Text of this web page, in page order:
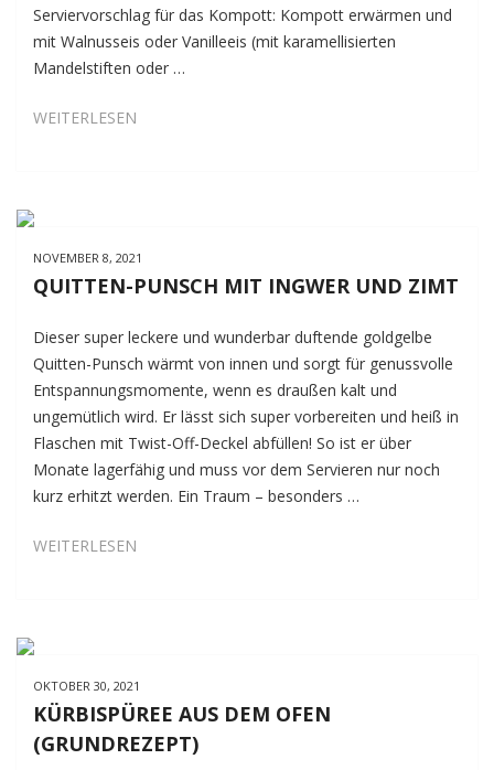
Serviervorschlag für das Kompott: Kompott erwärmen und
mit Walnusseis oder Vanilleeis (mit karamellisierten
Mandelstiften oder …
WEITERLESEN
VANILLE
NOVEMBER 8, 2021
QUITTEN-PUNSCH MIT INGWER UND ZIMT
Dieser super leckere und wunderbar duftende goldgelbe
Quitten-Punsch wärmt von innen und sorgt für genussvolle
Entspannungsmomente, wenn es draußen kalt und
ungemütlich wird. Er lässt sich super vorbereiten und heiß in
Flaschen mit Twist-Off-Deckel abfüllen! So ist er über
Monate lagerfähig und muss vor dem Servieren nur noch
kurz erhitzt werden. Ein Traum – besonders …
WEITERLESEN
ZIMT
OKTOBER 30, 2021
KÜRBISPÜREE AUS DEM OFEN
(GRUNDREZEPT)